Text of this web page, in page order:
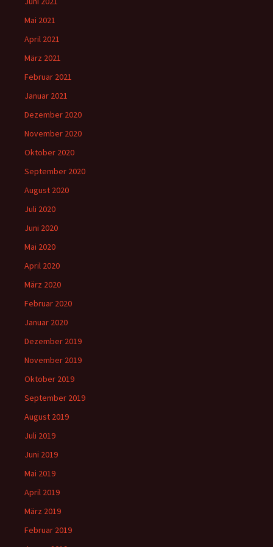
Mai 2021
April 2021
März 2021
Februar 2021
Januar 2021
Dezember 2020
November 2020
Oktober 2020
September 2020
August 2020
Juli 2020
Juni 2020
Mai 2020
April 2020
März 2020
Februar 2020
Januar 2020
Dezember 2019
November 2019
Oktober 2019
September 2019
August 2019
Juli 2019
Juni 2019
Mai 2019
April 2019
März 2019
Februar 2019